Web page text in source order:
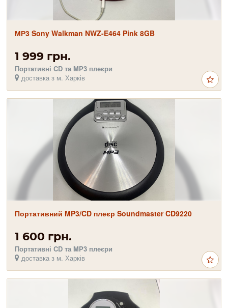
МР3 Sony Walkman NWZ-E464 Pink 8GB
1 999 грн.
Портативні CD та MP3 плеєри
доставка з м. Харків
Портативний MP3/CD плеєр Soundmaster CD9220
1 600 грн.
Портативні CD та MP3 плеєри
доставка з м. Харків